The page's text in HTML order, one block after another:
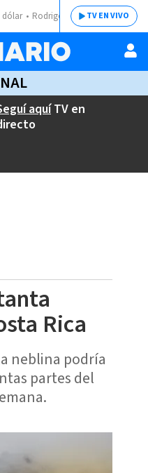
dólar Rodrigo ChavesTV EN VIVO
aquíTV en
Rica
neblina podría
partes del